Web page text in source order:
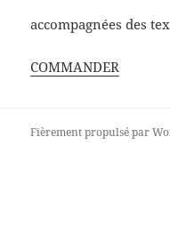
accompagnées des
COMMANDER
Fièrement propulsé par